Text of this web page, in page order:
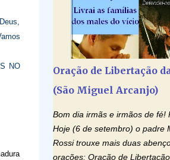
NO
renovareis a face da terra.
Deus, que instruístes os
vossos fiéis com a luz do
fazei que apreciemos
gozemos sempre da sua
Cristo, Senhor Nosso. Amém.
céu e da terra; e em Jesus
Filho, nosso Senhor; que foi
poder do Espí­rito Santo;
Oração de Libertação
(São Miguel Arcanjo)
Bom dia irmãs e irmãos de fé!
Hoje (6 de setembro) o padre
Rossi trouxe mais duas
orações: Oração de